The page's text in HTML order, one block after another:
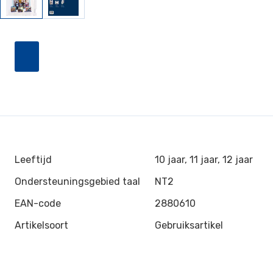
Leeftijd
10 jaar, 11 jaar, 12 jaar
Ondersteuningsgebied taal
NT2
EAN-code
2880610
Artikelsoort
Gebruiksartikel